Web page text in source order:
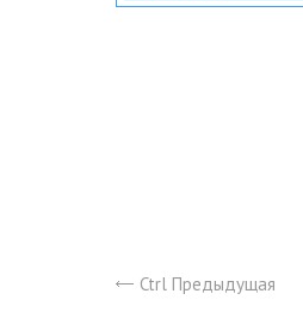
Ctrl Предыдущая